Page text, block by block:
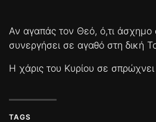
Αν αγαπάς τον Θεό, ό,τι άσχημο
συνεργήσει σε αγαθό στη δική
Η χάρις του Κυρίου σε
TAGS